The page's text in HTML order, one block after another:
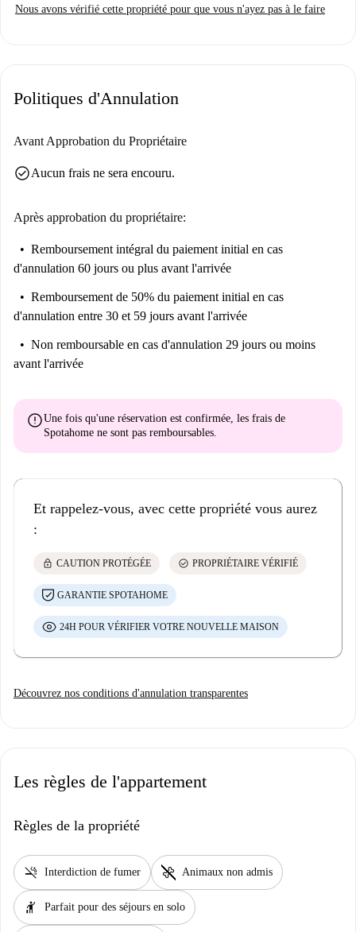
Nous avons vérifié cette propriété pour que vous n'ayez pas à le faire
Politiques d'Annulation
Avant Approbation du Propriétaire
check_circleAucun frais ne sera encouru.
Après approbation du propriétaire:
Remboursement intégral du paiement initial en cas
d'annulation 60 jours ou plus avant l'arrivée
Remboursement de 50% du paiement initial en cas
d'annulation entre 30 et 59 jours avant l'arrivée
Non remboursable en cas d'annulation 29 jours ou moins
avant l'arrivée
errorUne fois qu'une réservation est confirmée, les frais de
Spotahome ne sont pas remboursables
Et rappelez-vous, avec cette propriété vous aurez
:
lock CAUTION PROTÉGÉE check_circle PROPRIÉTAIRE VÉRIFIÉ
GARANTIE SPOTAHOME
24H POUR VÉRIFIER VOTRE NOUVELLE MAISON
Découvrez nos conditions d'annulation transparentes
Les règles de l'appartement
Règles de la propriété
smoke_free Interdiction de fumer pet_supplies Animaux non admis
hail Parfait pour des séjours en solo